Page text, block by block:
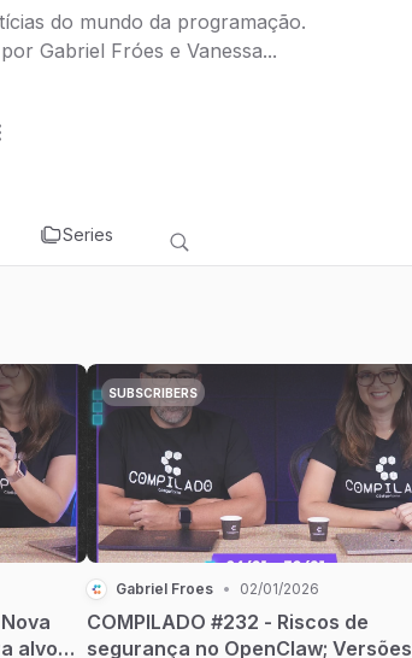
do mundo da programação.
Gabriel Fróes e Vanessa...
Series
alvo
SUBSCRIBERS
Gabriel Froes • 02/01/2026
COMPILADO #232 - Riscos de
segurança no OpenClaw; Versões